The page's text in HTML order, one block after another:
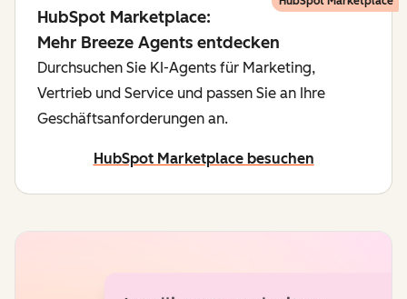
HubSpot Marketplace:
Mehr Breeze Agents entdecken
Durchsuchen Sie KI-Agents für Marketing,
Vertrieb und Service und passen Sie an Ihre
Geschäftsanforderungen an.
HubSpot Marketplace besuchen